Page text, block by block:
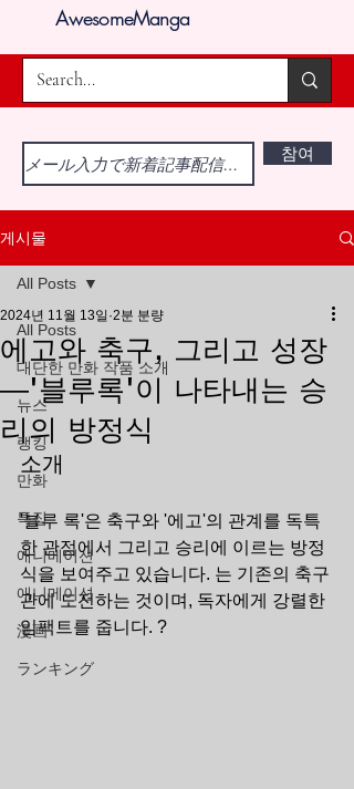
AwesomeManga
참여
게시물
All Posts
대단한 만화 작품 소개
뉴스
랭킹
만화
특집
애니메이션
애니메이션
漫画
ランキング
All Posts
에고와 축구, 그리고 성장
—'블루록'이 나타내는 승
리의 방정식
2024년 11월 13일 2분 분량
소개
'블루 록'은 축구와 '에고'의 관계를 독특
한 관점에서 그리고 승리에 이르는 방정
식을 보여주고 있습니다. 는 기존의 축구
관에 도전하는 것이며, 독자에게 강렬한
임팩트를 줍니다. ?